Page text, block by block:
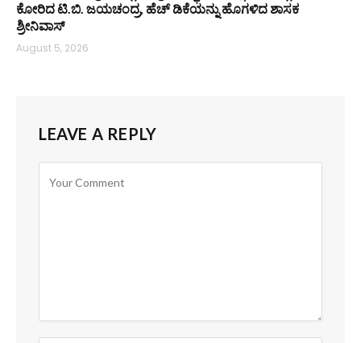
ಕೋರಿದ ಟಿ.ಬಿ. ಜಯಚಂದ್ರ, ಹೆಚ್ ಡಿಕೆಯನ್ನು ಹೊಗಳಿದ ಶಾಸಕ
ಶ್ರೀನಿವಾಸ್
August 5, 2026
LEAVE A REPLY